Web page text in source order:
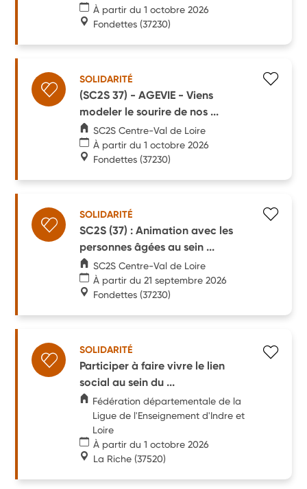
À partir du 1 octobre 2026
Fondettes (37230)
SOLIDARITÉ
(SC2S 37) - AGEVIE - Viens
modeler le sourire de nos ...
SC2S Centre-Val de Loire
À partir du 1 octobre 2026
Fondettes (37230)
SOLIDARITÉ
SC2S (37) : Animation avec les
personnes âgées au sein ...
SC2S Centre-Val de Loire
À partir du 21 septembre 2026
Fondettes (37230)
SOLIDARITÉ
Participer à faire vivre le lien
social au sein du ...
Fédération départementale de la
Ligue de l'Enseignement d'Indre et
Loire
À partir du 1 octobre 2026
La Riche (37520)